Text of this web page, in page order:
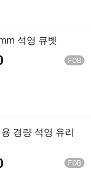
석영 큐벳
FOB
경량 석영 유리
FOB